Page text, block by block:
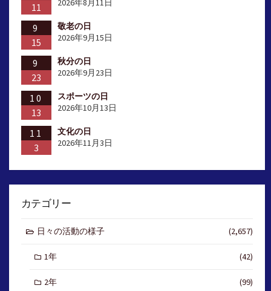
11
2026年8月11日
9
15
敬老の日
2026年9月15日
9
23
秋分の日
2026年9月23日
10
13
スポーツの日
2026年10月13日
11
3
文化の日
2026年11月3日
カテゴリー
日々の活動の様子 (2,657)
1年 (42)
2年 (99)